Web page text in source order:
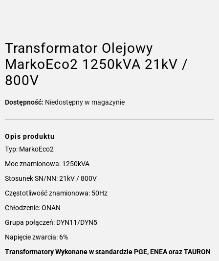
Transformator Olejowy
MarkoEco2 1250kVA 21kV /
800V
Dostępność: Niedostępny w magazynie
Opis produktu
Typ: MarkoEco2
Moc znamionowa: 1250kVA
Stosunek SN/NN: 21kV / 800V
Częstotliwość znamionowa: 50Hz
Chłodzenie: ONAN
Grupa połączeń: DYN11/DYN5
Napięcie zwarcia: 6%
Transformatory Wykonane w standardzie PGE, ENEA oraz TAURON